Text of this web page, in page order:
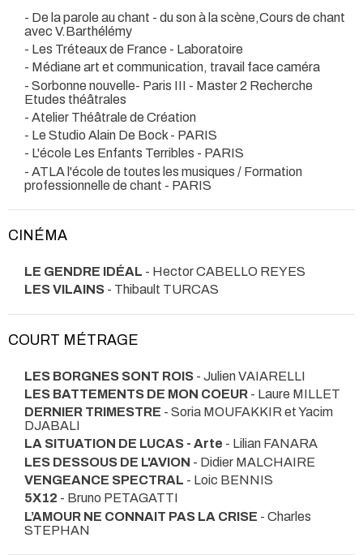
- De la parole au chant - du son à la scène,Cours de chant
avec V.Barthélémy
- Les Tréteaux de France - Laboratoire
- Médiane art et communication, travail face caméra
- Sorbonne nouvelle- Paris III - Master 2 Recherche
Etudes théâtrales
- Atelier Théâtrale de Création
- Le Studio Alain De Bock - PARIS
- L'école Les Enfants Terribles - PARIS
- ATLA l'école de toutes les musiques / Formation
professionnelle de chant - PARIS
CINÉMA
LE GENDRE IDÉAL - Hector CABELLO REYES
LES VILAINS - Thibault TURCAS
COURT MÉTRAGE
LES BORGNES SONT ROIS - Julien VAIARELLI
LES BATTEMENTS DE MON COEUR - Laure MILLET
DERNIER TRIMESTRE - Soria MOUFAKKIR et Yacim
DJABALI
LA SITUATION DE LUCAS - Arte - Lilian FANARA
LES DESSOUS DE L'AVION - Didier MALCHAIRE
VENGEANCE SPECTRAL - Loic BENNIS
5X12 - Bruno PETAGATTI
L’AMOUR NE CONNAIT PAS LA CRISE - Charles
STEPHAN